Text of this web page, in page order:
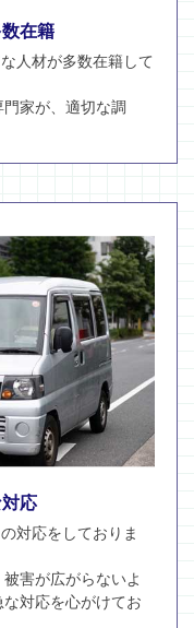
在籍
人材が多数在籍して
家が、適切な調
応
対応をしておりま
害が広がらないよ
対応を心がけてお